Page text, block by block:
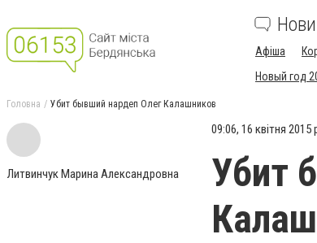
Афіша
Новый год
Головна Убит бывший нардеп Олег Калашников
Литвинчук Марина Александровна
09:06, 16 квітня 2015
Убит